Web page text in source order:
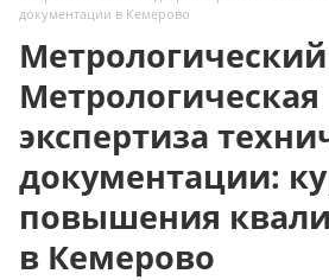
документации в Кемерово
Метрологическая
экспертиза
документации:
повышения
в Кемерово